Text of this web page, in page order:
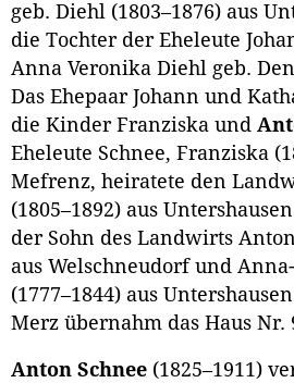
geb. Diehl (1803–1876) aus
die Tochter der Eheleute
Anna Veronika Diehl geb.
Das Ehepaar Johann und
die Kinder Franziska und
Eheleute Schnee, Franziska
Mefrenz, heiratete den
(1805–1892) aus
der Sohn des Landwirts
aus Welschneudorf und
(1777–1844) aus
Merz übernahm das Haus Nr.
Anton Schnee (1825–1911)